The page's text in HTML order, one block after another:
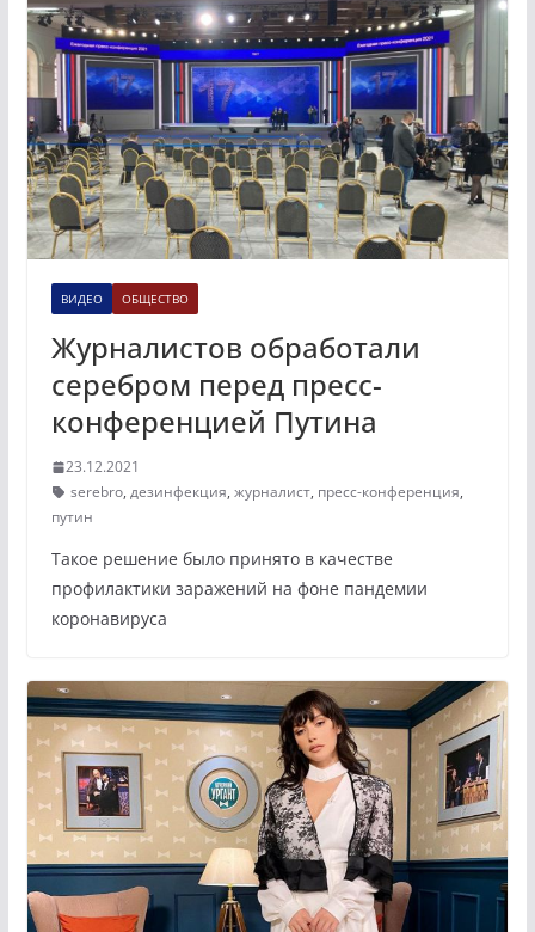
ВИДЕО ОБЩЕСТВО
Журналистов обработали
серебром перед пресс-
конференцией Путина
23.12.2021
serebro, дезинфекция, журналист, пресс-конференция,
путин
Такое решение было принято в качестве
профилактики заражений на фоне пандемии
коронавируса